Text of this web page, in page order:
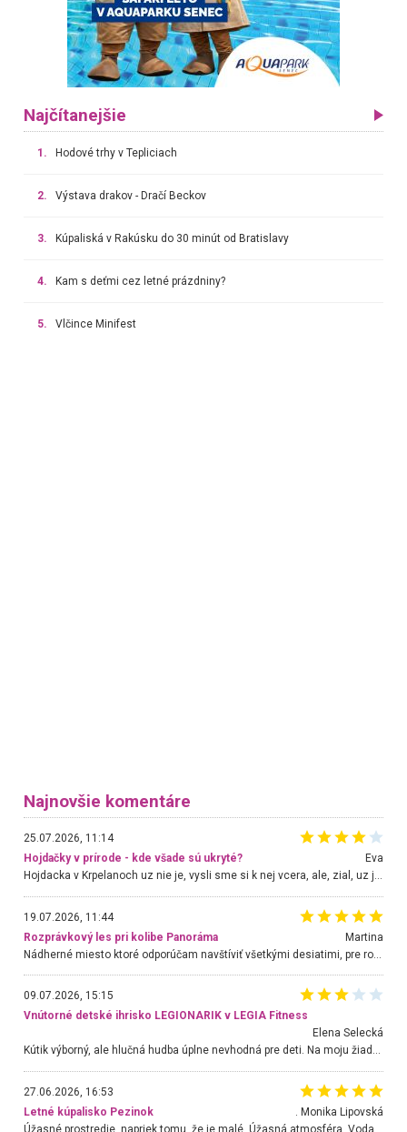
Najčítanejšie
1. Hodové trhy v Tepliciach
2. Výstava drakov - Dračí Beckov
3. Kúpaliská v Rakúsku do 30 minút od Bratislavy
4. Kam s deťmi cez letné prázdniny?
5. Vlčince Minifest
Najnovšie komentáre
25.07.2026, 11:14
Hojdačky v prírode - kde všade sú ukryté?
Eva
Hojdacka v Krpelanoch uz nie je, vysli sme si k nej vcera, ale, zial, uz je znicena. Ak sem planujete cestu len kvoli hojdacke, mozete si ju usetrit. Krasny vyhlad je tu vsak aj bez hojdacky :-)
19.07.2026, 11:44
Rozprávkový les pri kolibe Panoráma
Martina
Nádherné miesto ktoré odporúčam navštíviť všetkými desiatimi, pre rodiny s deťmi, dôchodcom... Proste a jednoducho ozaj rozprávkový les.. určite ešte prídeme. Odniesli sme si na pamiatku krásne tričká,
09.07.2026, 15:15
Vnútorné detské ihrisko LEGIONARIK v LEGIA Fitness
Elena Selecká
Kútik výborný, ale hlučná hudba úplne nevhodná pre deti. Na moju žiadosť o aspoň sušenie nereagovali.
27.06.2026, 16:53
Letné kúpalisko Pezinok
. Monika Lipovská